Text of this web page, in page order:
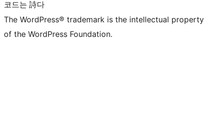
코드는 詩다
The WordPress® trademark is the intellectual property
of the WordPress Foundation.